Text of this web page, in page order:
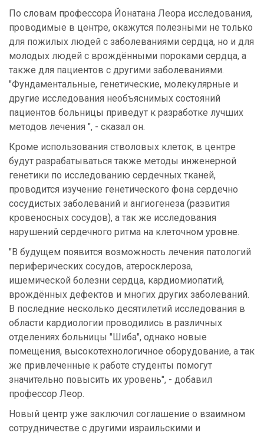
По словам профессора Йонатана Леора исследования,
проводимые в центре, окажутся полезными не только
для пожилых людей с заболеваниями сердца, но и для
молодых людей с врождёнными пороками сердца, а
также для пациентов с другими заболеваниями.
"Фундаментальные, генетические, молекулярные и
другие исследования необъяснимых состояний
пациентов больницы приведут к разработке лучших
методов лечения ", - сказал он.
Кроме использования стволовых клеток, в центре
будут разрабатываться также методы инженерной
генетики по исследованию сердечных тканей,
проводится изучение генетического фона сердечно
сосудистых заболеваний и ангиогенеза (развития
кровеносных сосудов), а так же исследования
нарушений сердечного ритма на клеточном уровне.
"В будущем появится возможность лечения патологий
периферических сосудов, атеросклероза,
ишемической болезни сердца, кардиомиопатий,
врождённых дефектов и многих других заболеваний.
В последние несколько десятилетий исследования в
области кардиологии проводились в различных
отделениях больницы "Шиба", однако новые
помещения, высокотехнологичное оборудование, а так
же привлеченные к работе студенты помогут
значительно повысить их уровень", - добавил
профессор Леор.
Новый центр уже заключил соглашение о взаимном
сотрудничестве с другими израильскими и